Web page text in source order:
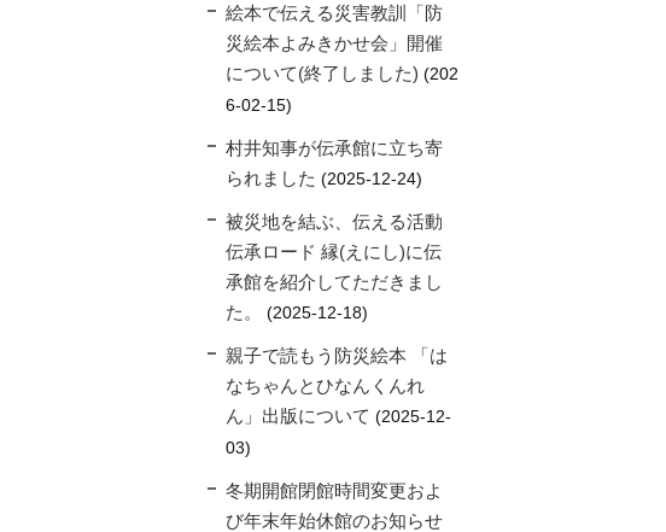
絵本で伝える災害教訓「防
災絵本よみきかせ会」開催
について(終了しました)
202
6-02-15
村井知事が伝承館に立ち寄
られました
2025-12-24
被災地を結ぶ、伝える活動
伝承ロード 縁(えにし)に伝
承館を紹介してただきまし
た。
2025-12-18
親子で読もう防災絵本 「は
なちゃんとひなんくんれ
ん」出版について
2025-12-
03
冬期開館閉館時間変更およ
び年末年始休館のお知らせ